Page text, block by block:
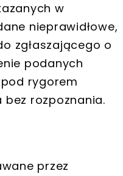
w
nieprawidłowe,
zgłaszającego o
podanych
rygorem
bez rozpoznania.
przez